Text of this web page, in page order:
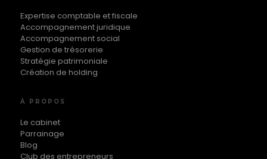
Expertise comptable et fiscale
Accompagnement juridique
Accompagnement social
Gestion de trésorerie
Stratégie patrimoniale
Création de holding
À PROPOS
Le cabinet
Parrainage
Blog
Club des entrepreneurs